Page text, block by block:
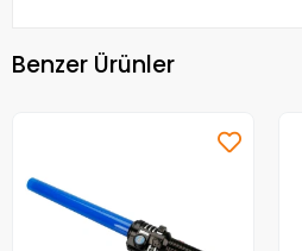
Benzer Ürünler